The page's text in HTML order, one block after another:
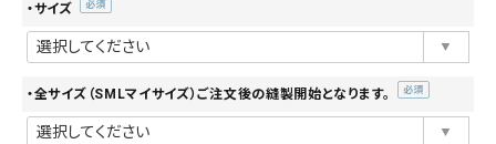
・サイズ
須)
・全サイズ（SMLマイサイズ）ご注文後の縫製開始となります。